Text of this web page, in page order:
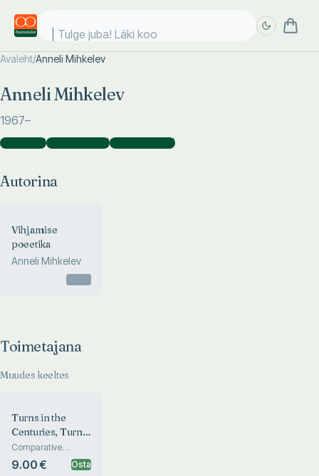
Tulge juba! Läki kool
Avaleht/Anneli Mihkelev
Anneli Mihkelev
1967–
Autorina )Toimetajana )Kaasautorina )
Autorina
Vihjamise
poeetika
Anneli Mihkelev
Toimetajana
Muudes keeltes
Turns in the
Centuries, Turns
in Literature
Comparative
approach to
Estonian and
9.00 € Osta